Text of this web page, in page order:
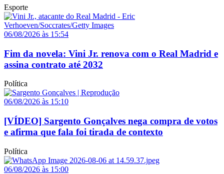
Esporte
06/08/2026 às 15:54
Fim da novela: Vini Jr. renova com o Real Madrid e
assina contrato até 2032
Política
06/08/2026 às 15:10
[VÍDEO] Sargento Gonçalves nega compra de votos
e afirma que fala foi tirada de contexto
Política
06/08/2026 às 15:00